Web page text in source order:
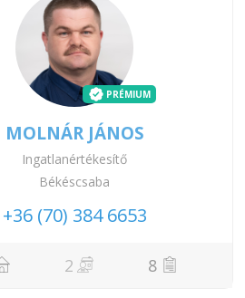
PRÉMIUM
MOLNÁR JÁNOS
Ingatlanértékesítő
Békéscsaba
+36 (70) 384 6653
2 8